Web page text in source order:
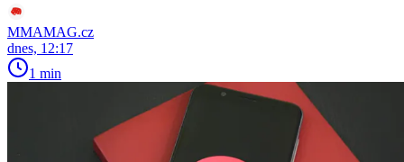
MMAMAG.cz
dnes, 12:17
1 min